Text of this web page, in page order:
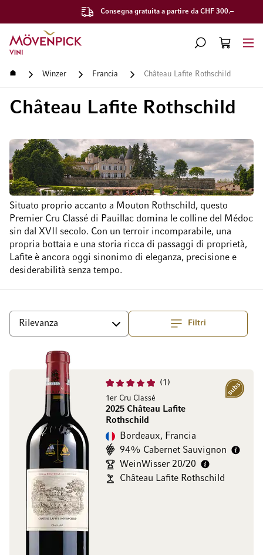
Consegna gratuita a partire da CHF 300.–
Vai alla Home Page
CERCA
CART
Home Winzer Francia Château Lafite Rothschild
Château Lafite Rothschild
Situato proprio accanto a Mouton Rothschild, questo
Premier Cru Classé di Pauillac domina le colline del Médoc
sin dal XVII secolo. Con un terroir incomparabile, una
propria bottaia e una storia ricca di passaggi di proprietà,
Lafite è ancora oggi sinonimo di eleganza, precisione e
desiderabilità senza tempo.
Filtri
Ordina perSuperiore
1
1er Cru Classé
2025 Château Lafite
Rothschild
Bordeaux, Francia
94% Cabernet Sauvignon
WeinWisser 20/20
Château Lafite Rothschild